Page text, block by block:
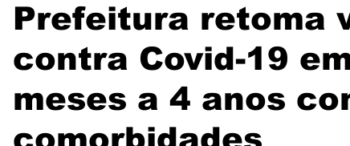
Prefeitura retoma
contra Covid-19
meses a 4 anos
comorbidades